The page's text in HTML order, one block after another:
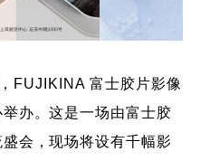
FUJIKINA 富士胶片影像
办。这是一场由富士胶
会，现场将设有千幅影